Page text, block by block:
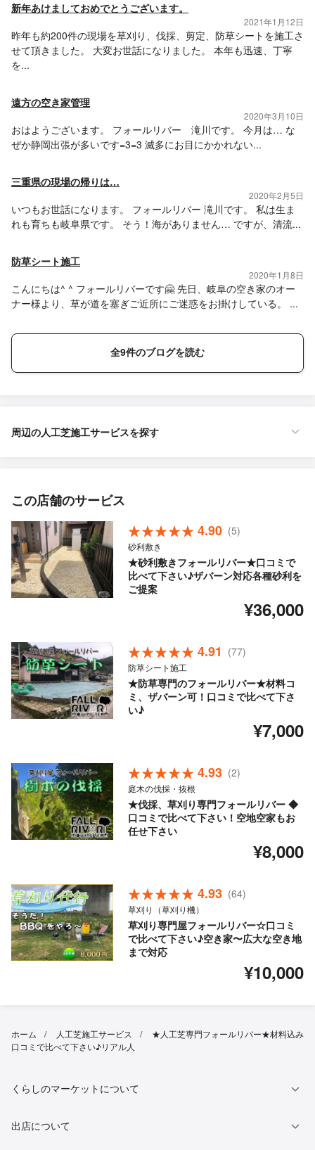
新年あけましておめでとうございます。
2021年1月12日
昨年も約200件の現場を草刈り、伐採、剪定、防草シートを施工さ
せて頂きました。 大変お世話になりました。 本年も迅速、丁寧
を...
遠方の空き家管理
2020年3月10日
おはようございます。 フォールリバー 滝川です。 今月は… な
ぜか静岡出張が多いです=3=3 滅多にお目にかかれない...
三重県の現場の帰りは…
2020年2月5日
いつもお世話になります。 フォールリバー 滝川です。 私は生ま
れも育ちも岐阜県です。 そう！海がありません… ですが、清流...
防草シート施工
2020年1月8日
こんにちは^ ^ フォールリバーです🤗 先日、岐阜の空き家のオー
ナー様より、草が道を塞ぎご近所にご迷惑をお掛けしている。 ...
全9件のブログを読む
周辺の人工芝施工サービスを探す
この店舗のサービス
4.90 (5)
砂利敷き
★砂利敷きフォールリバー★口コミで
比べて下さい♪ザバーン対応各種砂利を
ご提案
¥36,000
4.91 (77)
防草シート施工
★防草専門のフォールリバー★材料コ
ミ、ザバーン可！口コミで比べて下さ
い♪
¥7,000
4.93 (2)
庭木の伐採・抜根
★伐採、草刈り専門フォールリバー ◆
口コミで比べて下さい！空地空家もお
任せ下さい
¥8,000
4.93 (64)
草刈り（草刈り機）
草刈り専門屋フォールリバー☆口コミ
で比べて下さい♪空き家〜広大な空き地
まで対応
¥10,000
ホーム 人工芝施工サービス
★人工芝専門フォールリバー★材料込み
口コミで比べて下さい♪リアル人
くらしのマーケットについて
出店について